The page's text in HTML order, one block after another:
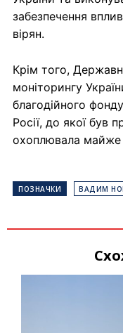
забезпечення
вірян.
Крім того,
моніторингу
благодійного
Росії, до якої був
охоплювала майже
ПОЗНАЧКИ ВАДИМ